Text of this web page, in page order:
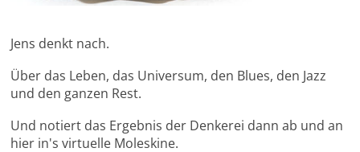
Jens denkt nach.
Über das Leben, das Universum, den Blues, den Jazz
und den ganzen Rest.
Und notiert das Ergebnis der Denkerei dann ab und an
hier in's virtuelle Moleskine.